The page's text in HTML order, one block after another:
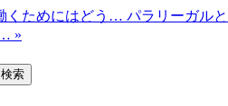
くためにはどう… パラリーガルと
»